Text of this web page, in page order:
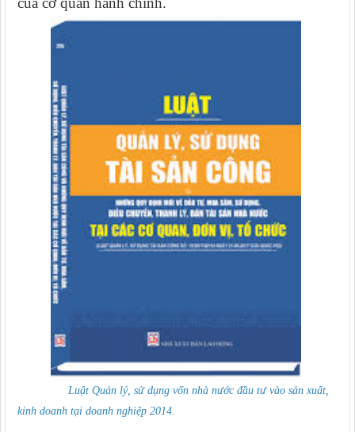
Luật Quản lý, sử dụng vốn nhà nước đầu tư vào sản xuất,
kinh doanh tại doanh nghiệp 2014.